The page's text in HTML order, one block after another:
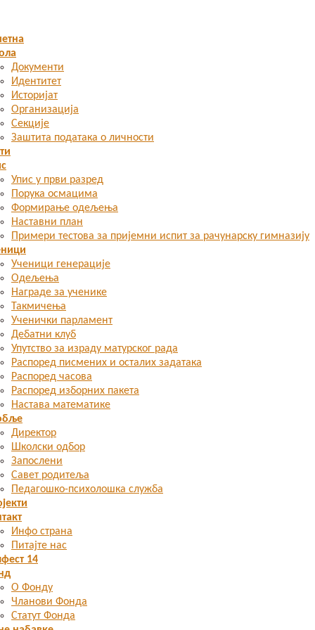
Документи
Идентитет
Историјат
Организација
Секције
Заштита података о личности
Упис у први разред
Порука осмацима
Формирање одељења
Наставни план
Примери тестова за пријемни испит за рачунарску гимназију
Ученици генерације
Одељења
Награде за ученике
Такмичења
Ученички парламент
Дебатни клуб
Упутство за израду матурског рада
Распоред писмених и осталих задатака
Распоред часова
Распоред изборних пакета
Настава математике
Директор
Школски одбор
Запослени
Савет родитеља
Педагошко-психолошка служба
Инфо страна
Питајте нас
14
О Фонду
Чланови Фонда
Статут Фонда